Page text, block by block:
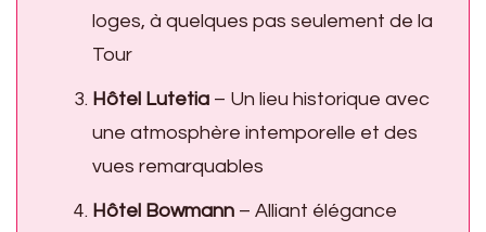
loges, à quelques pas seulement de la
Tour
Hôtel Lutetia – Un lieu historique avec
une atmosphère intemporelle et des
vues remarquables
Hôtel Bowmann – Alliant élégance